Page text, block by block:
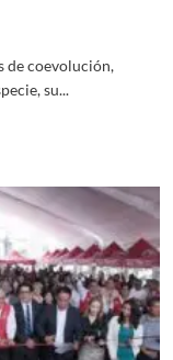
de coevolución,
su...